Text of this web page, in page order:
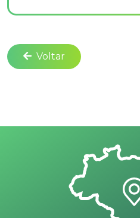
Voltar